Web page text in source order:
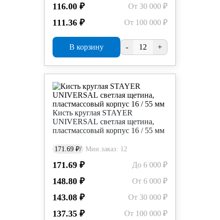
116.00 ₽ От 30 000 ₽
111.36 ₽ От 100 000 ₽
В корзину - +
Кисть круглая STAYER
UNIVERSAL светлая щетина,
пластмассовый корпус 16 / 55 мм
171.69 ₽/ Мин.заказ: 12
171.69 ₽ До 6 000 ₽
148.80 ₽ От 6 000 ₽
143.08 ₽ От 30 000 ₽
137.35 ₽ От 100 000 ₽